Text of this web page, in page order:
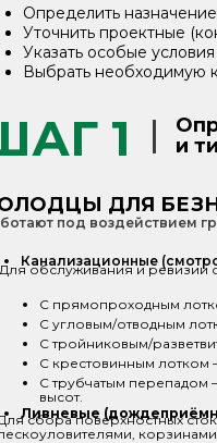
1
и
ДЛЯ
под воздействием
Канализационные
Для обслуживания и ревизии
Ливневые
сбора поверхностных
С прямопроходным
Определить
Уточнить проектные
Указать особые
Выбрать необходимую
С угловым/отводным
С тройниковым/
С крестовинным лотком
С трубчатым перепадом
высот.